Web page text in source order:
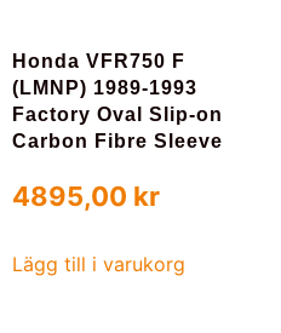
Honda VFR750 F
(LMNP) 1989-1993
Factory Oval Slip-on
Carbon Fibre Sleeve
4895,00 kr
Lägg till i varukorg